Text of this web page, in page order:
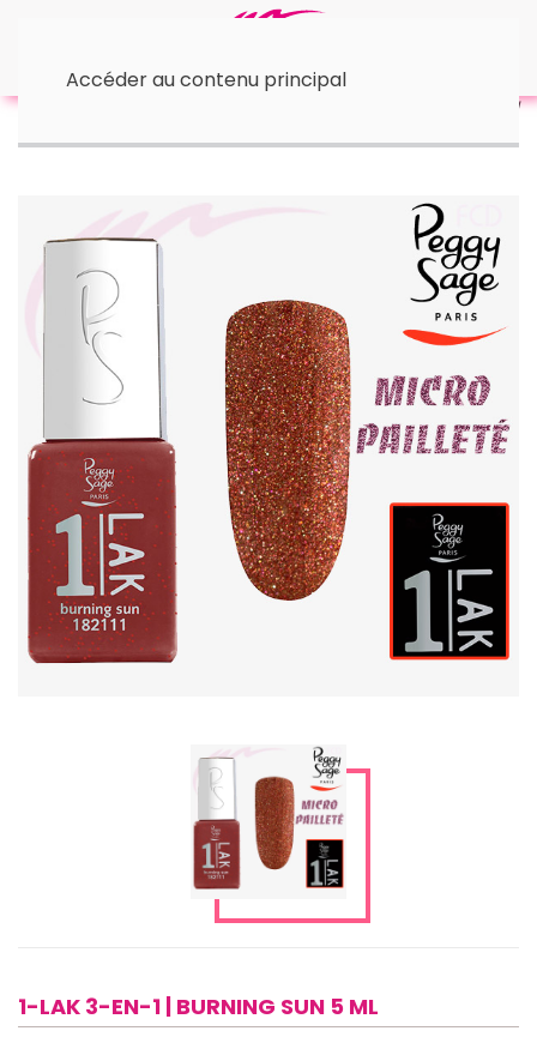
Accéder au contenu principal
1-LAK 3-EN-1 | BURNING SUN 5 ML